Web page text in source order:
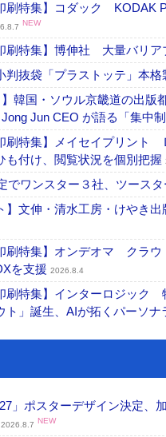
刷特集】コダック KODAK
NEW
刷特集】博伸社 大量バリ
抜袋「プラストッテ」本
】韓国・ソウル京畿道の出
Jun CEO が語る「集中
刷特集】メイセイプリン
も付け、閲覧状況を個別把握
ワンスター３社、ツース
】文伸・清水工房・けや
刷特集】オンデオマ クラ
を支援 2026.8.4
刷特集】インターロジッ
ト」誕生、AIが拓くパーソ
」ポスターデザイン決定、
2026.8.7 NEW